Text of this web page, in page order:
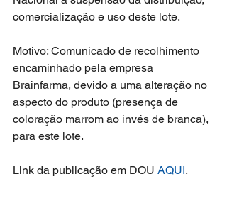
comercialização e uso deste lote.
Motivo: Comunicado de recolhimento
encaminhado pela empresa
Brainfarma, devido a uma alteração no
aspecto do produto (presença de
coloração marrom ao invés de branca),
para este lote.
Link da publicação em DOU AQUI.